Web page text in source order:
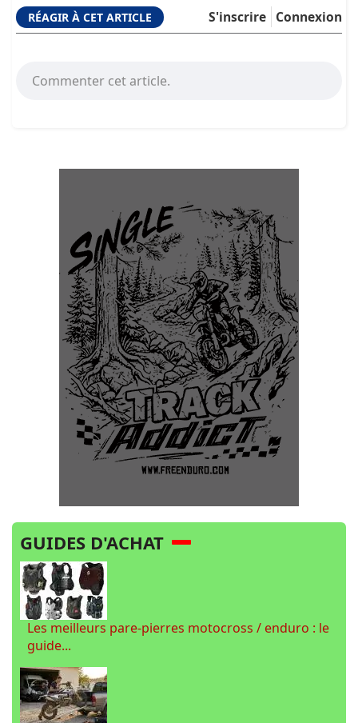
RÉAGIR À CET ARTICLE Connexion
S'inscrire
Commenter cet article.
GUIDES D'ACHAT
Les meilleurs pare-pierres motocross / enduro : le
guide...